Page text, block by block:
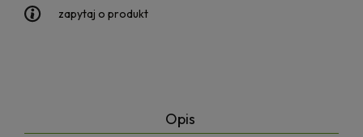
zapytaj o produkt
Opis